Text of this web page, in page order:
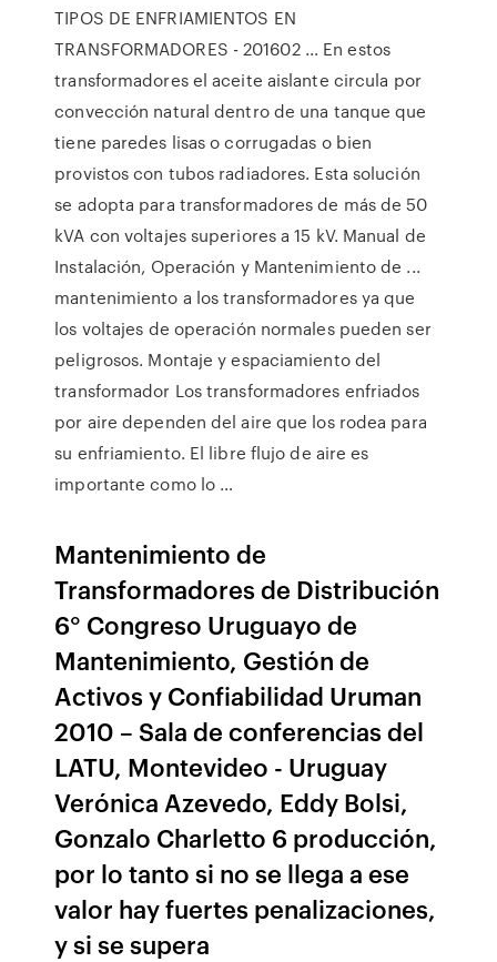
TIPOS DE ENFRIAMIENTOS EN
TRANSFORMADORES - 201602 ... En estos
transformadores el aceite aislante circula por
convección natural dentro de una tanque que
tiene paredes lisas o corrugadas o bien
provistos con tubos radiadores. Esta solución
se adopta para transformadores de más de 50
kVA con voltajes superiores a 15 kV. Manual de
Instalación, Operación y Mantenimiento de ...
mantenimiento a los transformadores ya que
los voltajes de operación normales pueden ser
peligrosos. Montaje y espaciamiento del
transformador Los transformadores enfriados
por aire dependen del aire que los rodea para
su enfriamiento. El libre flujo de aire es
importante como lo …
Mantenimiento de
Transformadores de Distribución
6° Congreso Uruguayo de
Mantenimiento, Gestión de
Activos y Confiabilidad Uruman
2010 – Sala de conferencias del
LATU, Montevideo - Uruguay
Verónica Azevedo, Eddy Bolsi,
Gonzalo Charletto 6 producción,
por lo tanto si no se llega a ese
valor hay fuertes penalizaciones,
y si se supera